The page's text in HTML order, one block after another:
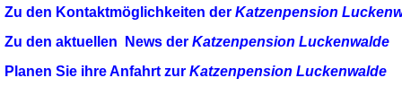
Zu den Kontaktmöglichkeiten der Katzenpension
Zu den aktuellen News der Katzenpension Luckenwalde
Planen Sie ihre Anfahrt zur Katzenpension Luckenwalde